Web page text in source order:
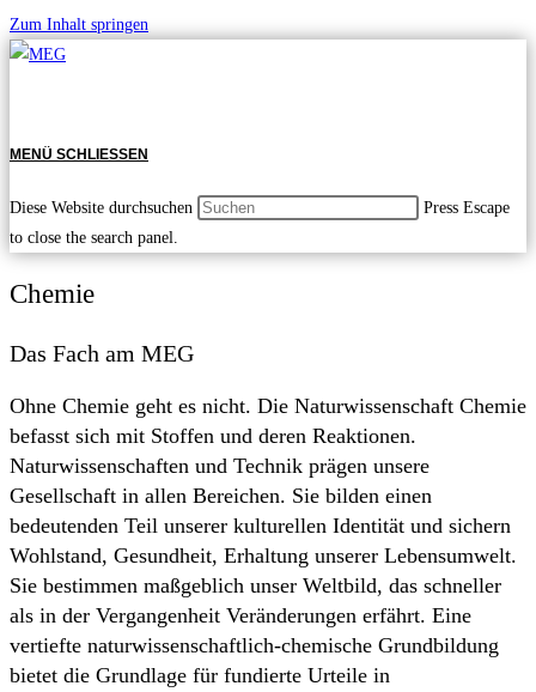
Zum Inhalt springen
MENÜ SCHLIESSEN
Diese Website durchsuchen
Press Escape
to close the search panel.
Chemie
Das Fach am MEG
Ohne Chemie geht es nicht. Die Naturwissenschaft Chemie
befasst sich mit Stoffen und deren Reaktionen.
Naturwissenschaften und Technik prägen unsere
Gesellschaft in allen Bereichen. Sie bilden einen
bedeutenden Teil unserer kulturellen Identität und sichern
Wohlstand, Gesundheit, Erhaltung unserer Lebensumwelt.
Sie bestimmen maßgeblich unser Weltbild, das schneller
als in der Vergangenheit Veränderungen erfährt. Eine
vertiefte naturwissenschaftlich-chemische Grundbildung
bietet die Grundlage für fundierte Urteile in